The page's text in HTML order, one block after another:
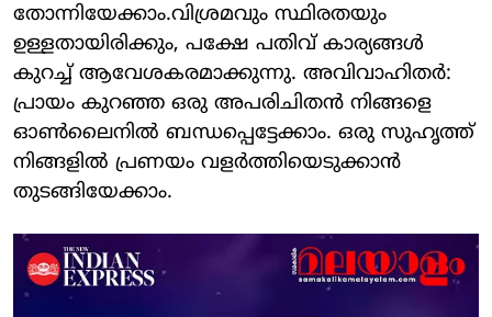
തോന്നിയേക്കാം.വിശ്രമവും സ്ഥിരതയും
ഉള്ളതായിരിക്കും, പക്ഷേ പതിവ് കാര്യങ്ങള്‍
കുറച്ച് ആവേശകരമാക്കുന്നു. അവിവാഹിതര്‍:
പ്രായം കുറഞ്ഞ ഒരു അപരിചിതന്‍ നിങ്ങളെ
ഓണ്‍ലൈനില്‍ ബന്ധപ്പെട്ടേക്കാം. ഒരു സുഹൃത്ത്
നിങ്ങളില്‍ പ്രണയം വളര്‍ത്തിയെടുക്കാന്‍
തുടങ്ങിയേക്കാം.